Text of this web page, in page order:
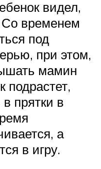
видел,
временем
под
при этом,
мамин
подрастет,
прятки в
а
в игру.